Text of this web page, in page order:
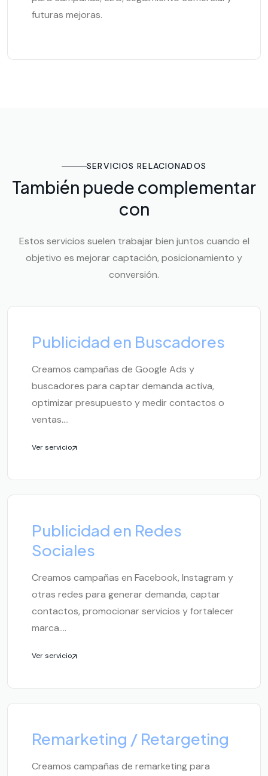
futuras mejoras.
SERVICIOS RELACIONADOS
También puede complementar
con
Estos servicios suelen trabajar bien juntos cuando el
objetivo es mejorar captación, posicionamiento y
conversión.
Publicidad en Buscadores
Creamos campañas de Google Ads y
buscadores para captar demanda activa,
optimizar presupuesto y medir contactos o
ventas....
Ver servicio
Publicidad en Redes
Sociales
Creamos campañas en Facebook, Instagram y
otras redes para generar demanda, captar
contactos, promocionar servicios y fortalecer
marca....
Ver servicio
Remarketing / Retargeting
Creamos campañas de remarketing para